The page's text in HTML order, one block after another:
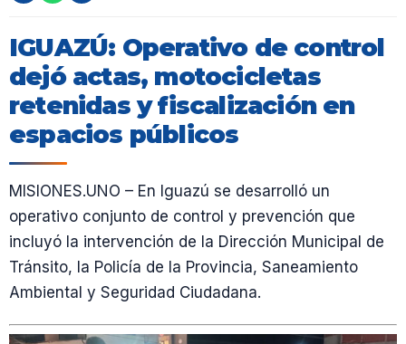
IGUAZÚ: Operativo de control
dejó actas, motocicletas
retenidas y fiscalización en
espacios públicos
MISIONES.UNO – En Iguazú se desarrolló un
operativo conjunto de control y prevención que
incluyó la intervención de la Dirección Municipal de
Tránsito, la Policía de la Provincia, Saneamiento
Ambiental y Seguridad Ciudadana.